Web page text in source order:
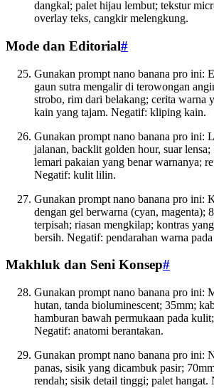
dangkal; palet hijau lembut; tekstur
overlay teks, cangkir melengkung.
Mode dan Editorial#
Gunakan prompt nano banana pro ini:
gaun sutra mengalir di terowongan
strobo, rim dari belakang; cerita warna
kain yang tajam. Negatif: kliping kain.
Gunakan prompt nano banana pro ini:
jalanan, backlit golden hour, suar
lemari pakaian yang benar warnanya;
Negatif: kulit lilin.
Gunakan prompt nano banana pro ini:
dengan gel berwarna (cyan, magenta);
terpisah; riasan mengkilap; kontras
bersih. Negatif: pendarahan warna
Makhluk dan Seni Konsep#
Gunakan prompt nano banana pro ini:
hutan, tanda bioluminescent; 35mm;
hamburan bawah permukaan pada
Negatif: anatomi berantakan.
Gunakan prompt nano banana pro ini:
panas, sisik yang dicambuk pasir;
rendah; sisik detail tinggi; palet hangat.